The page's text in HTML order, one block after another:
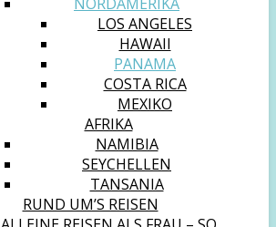
LOS ANGELES
HAWAII
PANAMA
COSTA RICA
MEXIKO
AFRIKA
NAMIBIA
SEYCHELLEN
TANSANIA
RUND UM’S REISEN